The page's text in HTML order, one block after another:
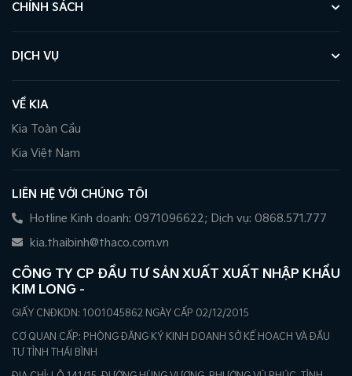
CHÍNH SÁCH
DỊCH VỤ
VỀ KIA
Kia Toàn Cầu
Kia Việt Nam
LIÊN HỆ VỚI CHÚNG TÔI
Hotline Kinh doanh: 0971096622; Dịch vụ: 0868.571.777
kia.thaibinh@thaco.com.vn
CÔNG TY CP ĐẦU TƯ SẢN XUẤT XUẤT NHẬP KHẨU
KIM LONG -
GIẤY CNĐKDN: 1001045862 NGÀY CẤP 02/12/2015
CƠ QUAN CẤP: PHÒNG ĐĂNG KÝ KINH DOANH SỞ KẾ HOẠCH VÀ ĐẦU
TƯ TỈNH THÁI BÌNH